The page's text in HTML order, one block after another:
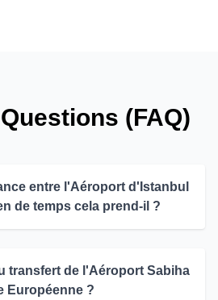
(FAQ)
entre l'Aéroport d'Istanbul
de temps cela prend-il ?
transfert de l'Aéroport Sabiha
Européenne ?